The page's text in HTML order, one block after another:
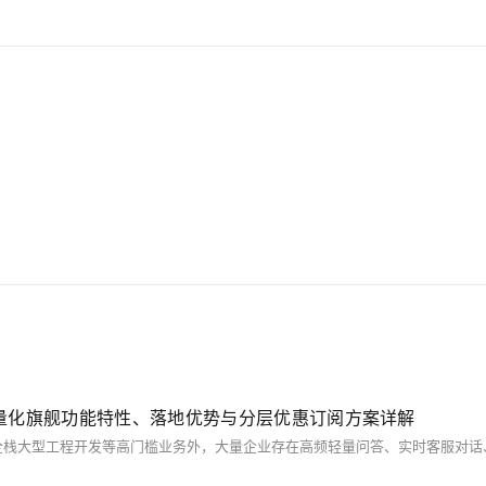
旗舰功能特性、落地优势与分层优惠订阅方案详解